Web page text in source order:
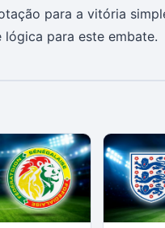
para a vitória
para este embate.